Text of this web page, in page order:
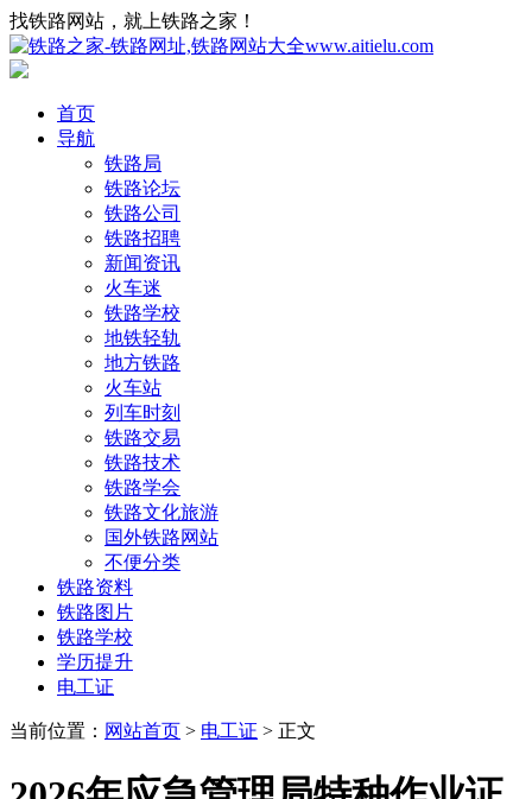
找铁路网站，就上铁路之家！
首页
导航
铁路局
铁路论坛
铁路公司
铁路招聘
新闻资讯
火车迷
铁路学校
地铁轻轨
地方铁路
火车站
列车时刻
铁路交易
铁路技术
铁路学会
铁路文化旅游
国外铁路网站
不便分类
铁路资料
铁路图片
铁路学校
学历提升
电工证
当前位置： 网站首页 > 电工证 > 正文